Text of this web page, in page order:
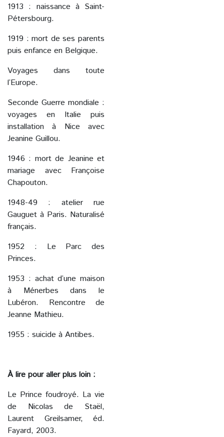
1913 : naissance à Saint-
Pétersbourg.
1919 : mort de ses parents
puis enfance en Belgique.
Voyages dans toute
l’Europe.
Seconde Guerre mondiale :
voyages en Italie puis
installation à Nice avec
Jeanine Guillou.
1946 : mort de Jeanine et
mariage avec Françoise
Chapouton.
1948-49 : atelier rue
Gauguet à Paris. Naturalisé
français.
1952 : Le Parc des
Princes.
1953 : achat d’une maison
à Ménerbes dans le
Lubéron. Rencontre de
Jeanne Mathieu.
1955 : suicide à Antibes.
À lire pour aller plus loin :
Le Prince foudroyé. La vie
de Nicolas de Staël,
Laurent Greilsamer, éd.
Fayard, 2003.